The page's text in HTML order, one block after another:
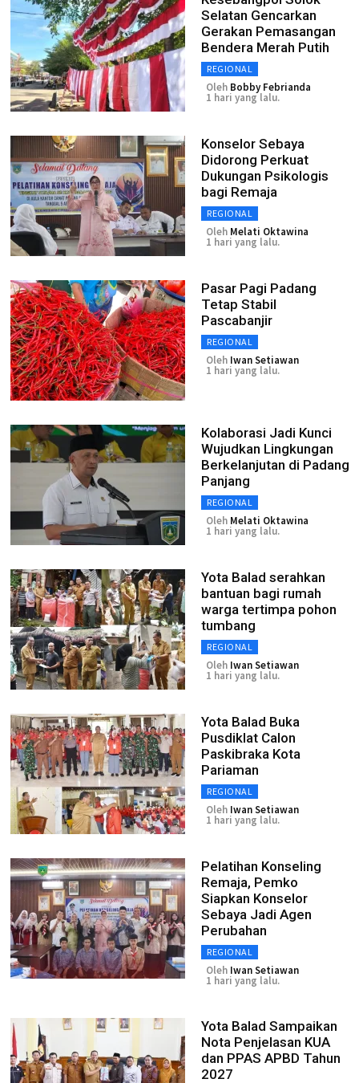
Selatan Gencarkan
Gerakan Pemasangan
Bendera Merah Putih
REGIONAL
Oleh Bobby Febrianda
1 hari yang lalu.
Konselor Sebaya
Didorong Perkuat
Dukungan Psikologis
bagi Remaja
REGIONAL
Oleh Melati Oktawina
1 hari yang lalu.
Pasar Pagi Padang
Tetap Stabil
Pascabanjir
REGIONAL
Oleh Iwan Setiawan
1 hari yang lalu.
Kolaborasi Jadi Kunci
Wujudkan Lingkungan
Berkelanjutan di Padang
Panjang
REGIONAL
Oleh Melati Oktawina
1 hari yang lalu.
Yota Balad serahkan
bantuan bagi rumah
warga tertimpa pohon
tumbang
REGIONAL
Oleh Iwan Setiawan
1 hari yang lalu.
Yota Balad Buka
Pusdiklat Calon
Paskibraka Kota
Pariaman
REGIONAL
Oleh Iwan Setiawan
1 hari yang lalu.
Pelatihan Konseling
Remaja, Pemko
Siapkan Konselor
Sebaya Jadi Agen
Perubahan
REGIONAL
Oleh Iwan Setiawan
1 hari yang lalu.
Yota Balad Sampaikan
Nota Penjelasan KUA
dan PPAS APBD Tahun
2027